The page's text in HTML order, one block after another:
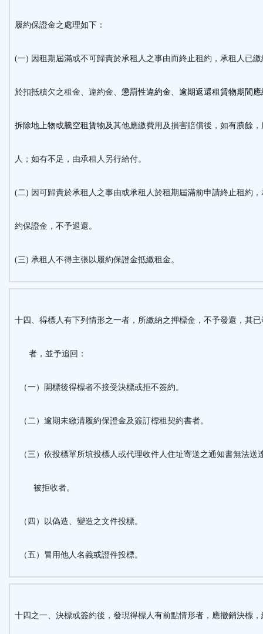
履約保證金之處理如下：
(一) 因租期屆滿或不可歸責於承租人之事由而終止租約，承租人已
於扣抵積欠之租金、違約金、 懲罰性違約金、逾期返還租賃物期間
拆除地上物或騰空租賃物及其他應繳費用及損害賠償後，如有賸餘
人；如有不足，由承租人另行給付。
(二) 因可歸責於承租人之事由或承租人於租期屆滿前申請終止租約
約保證金，不予退還。
(三) 承租人不得主張以履約保證金抵繳租金。
十四、得標人有下列情形之一者，所繳納之押標金，不予發還，其已
者，並予追回：
（一）開標後得標者不接受決標或拒不簽約。
（二）逾期未繳清履約保證金及簽訂標租契約書者。
（三）依投標單所填投標人或代理收件人住址寄送之通知書無法送
被拒收者。
（四）以偽造、變造之文件投標。
（五）冒用他人名義或證件投標。
十四之一、決標或簽約後，發現得標人有前點情形者，應撤銷決標，